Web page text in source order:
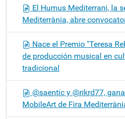
El Humus Mediterrani, la
Mediterrània, abre
Nace el Premio "Teresa
de producción musical en
tradicional
@saentic y @rikrd77,
MobileArt de Fira